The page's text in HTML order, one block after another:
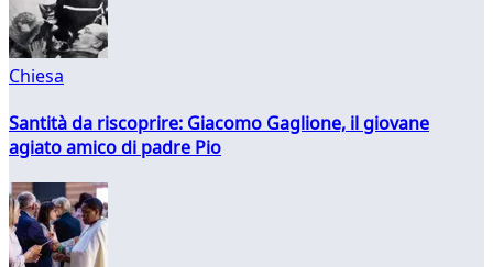
Chiesa
Santità da riscoprire: Giacomo Gaglione, il giovane
agiato amico di padre Pio